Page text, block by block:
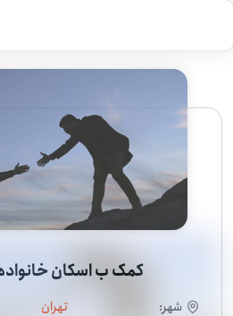
کمک ب اسکان
شهر:
تهران